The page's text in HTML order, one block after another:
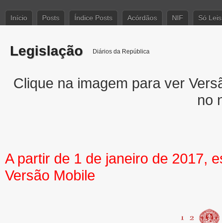
Início Posts Índice Posts Acórdãos NIF Só Leis
Legislação Diários da República
Clique na imagem para ver
no
A partir de 1 de janeiro de 2017,
Versão Mobile